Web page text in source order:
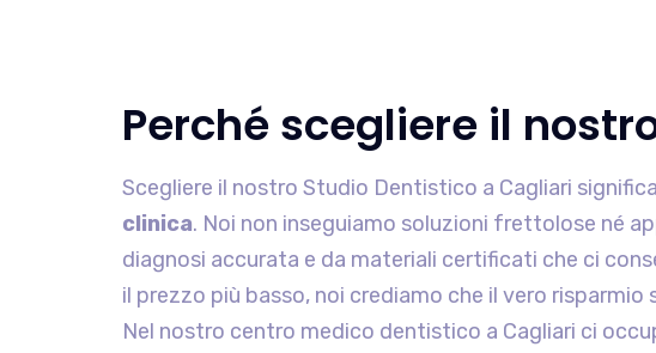
Perché scegliere il
Scegliere il nostro Studio Dentistico a Cagliari
clinica. Noi non inseguiamo soluzioni frettolose né
diagnosi accurata e da materiali certificati che ci
il prezzo più basso, noi crediamo che il vero
Nel nostro centro medico dentistico a Cagliari ci